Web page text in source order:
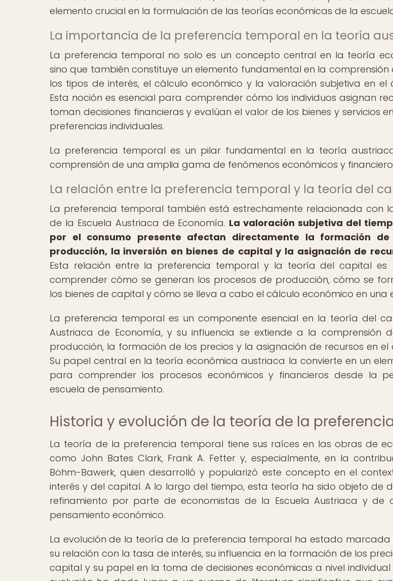
elemento crucial en la formulación de las teorías económicas de la
La importancia de la preferencia temporal en la teoría
La preferencia temporal no solo es un concepto central en la teoría
sino que también constituye un elemento fundamental en la
los tipos de interés, el cálculo económico y la valoración subjetiva en el
Esta noción es esencial para comprender cómo los individuos asignan
toman decisiones financieras y evalúan el valor de los bienes y servicios
preferencias individuales.
La preferencia temporal es un pilar fundamental en la teoría
comprensión de una amplia gama de fenómenos económicos y
La relación entre la preferencia temporal y la teoría del
La preferencia temporal también está estrechamente relacionada con
de la Escuela Austriaca de Economía. La valoración subjetiva del
por el consumo presente afectan directamente la formación
producción, la inversión en bienes de capital y la asignación de
Esta relación entre la preferencia temporal y la teoría del capital es
comprender cómo se generan los procesos de producción, cómo se
los bienes de capital y cómo se lleva a cabo el cálculo económico en una
La preferencia temporal es un componente esencial en la teoría del
Austriaca de Economía, y su influencia se extiende a la comprensión
producción, la formación de los precios y la asignación de recursos en
Su papel central en la teoría económica austriaca la convierte en un
para comprender los procesos económicos y financieros desde la
escuela de pensamiento.
Historia y evolución de la teoría de la
La teoría de la preferencia temporal tiene sus raíces en las obras de
como John Bates Clark, Frank A. Fetter y, especialmente, en la
Böhm-Bawerk, quien desarrolló y popularizó este concepto en el
interés y del capital. A lo largo del tiempo, esta teoría ha sido objeto de
refinamiento por parte de economistas de la Escuela Austriaca y de
pensamiento económico.
La evolución de la teoría de la preferencia temporal ha estado
su relación con la tasa de interés, su influencia en la formación de los
capital y su papel en la toma de decisiones económicas a nivel individual